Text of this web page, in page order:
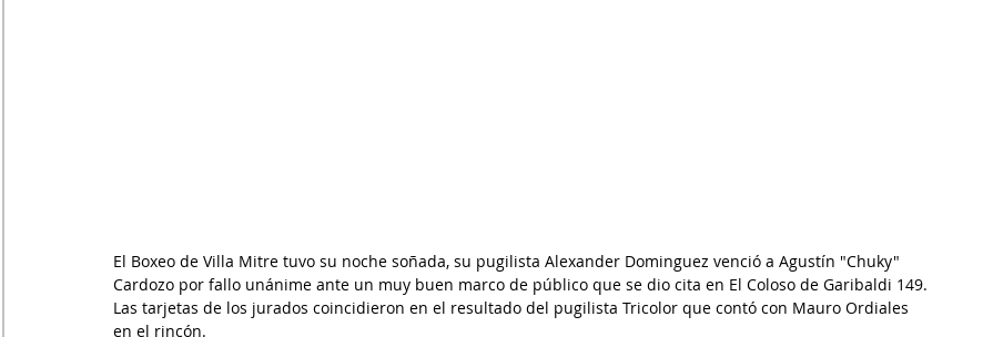
El Boxeo de Villa Mitre tuvo su noche soñada, su pugilista Alexander Dominguez venció a Agustín "Chuky"
Cardozo por fallo unánime ante un muy buen marco de público que se dio cita en El Coloso de Garibaldi 149.
Las tarjetas de los jurados coincidieron en el resultado del pugilista Tricolor que contó con Mauro Ordiales
en el rincón.